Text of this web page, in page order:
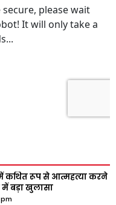
कथित रूप से आत्महत्या करने
बड़ा खुलासा